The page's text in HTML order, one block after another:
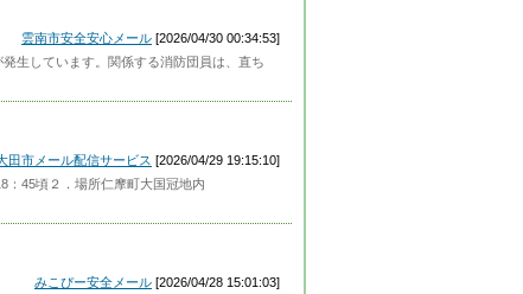
雲南市安全安心メール [2026/04/30 00:34:53]
生しています。関係する消防団員は、直ち
田市メール配信サービス [2026/04/29 19:15:10]
：45頃２．場所仁摩町大国冠地内
みこぴー安全メール [2026/04/28 15:01:03]